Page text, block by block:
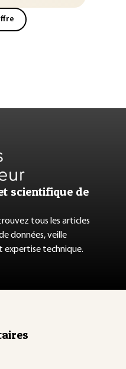
scientifique de
tous les articles
données, veille
technique.